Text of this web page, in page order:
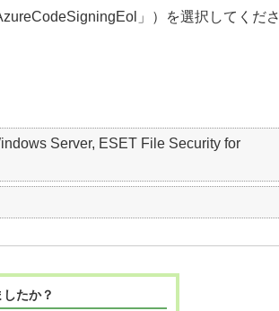
」）を選択してくださ
Server, ESET File Security for
たか？